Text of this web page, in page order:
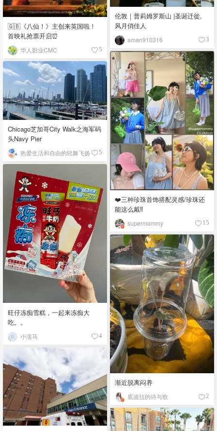
🇬🇧《八仙！》主创来英国啦！
首映礼抢票开启⏰
华人影业CMC 5
伦敦｜普莉姆罗斯山 |圣诞迁徙,
风月俏佳人
aman910316 3
❤️三种珍珠首饰搭配灵感/珍珠还
能这么戴‼️
supermommy 15
Chicago芝加哥City Walk之海军码
头Navy Pier
热爱生活和自由的轻舞飞扬 5
旺仔冻痴雪糕，一起来冻痴大
吃。。
小濡马 4
渐近脱离闷养
底波拉的诗与歌 2